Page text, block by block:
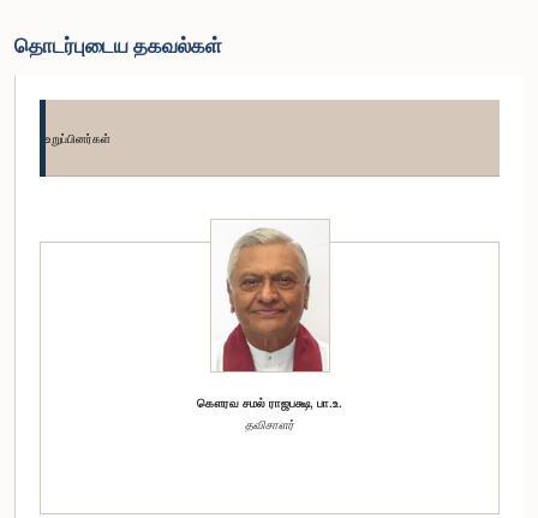
தொடர்புடைய தகவல்கள்
உறுப்பினர்கள்
கௌரவ சமல் ராஜபக்ஷ, பா.உ.
தவிசாளர்